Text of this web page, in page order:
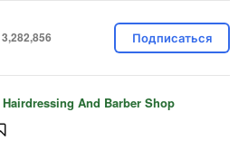
Подписаться
Hairdressing And Barber Shop